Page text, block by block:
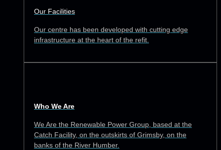
Our Facilities
Our centre has been developed with cutting edge
infrastructure at the heart of the refit.
Who We Are
We Are the Renewable Power Group, based at the
Catch Facility, on the outskirts of Grimsby, on the
banks of the River Humber.